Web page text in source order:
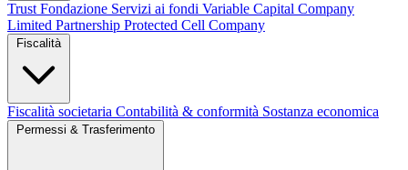
Trust Fondazione Servizi ai fondi Variable Capital Company
Limited Partnership Protected Cell Company
Fiscalità
Fiscalità societaria Contabilità & conformità Sostanza economica